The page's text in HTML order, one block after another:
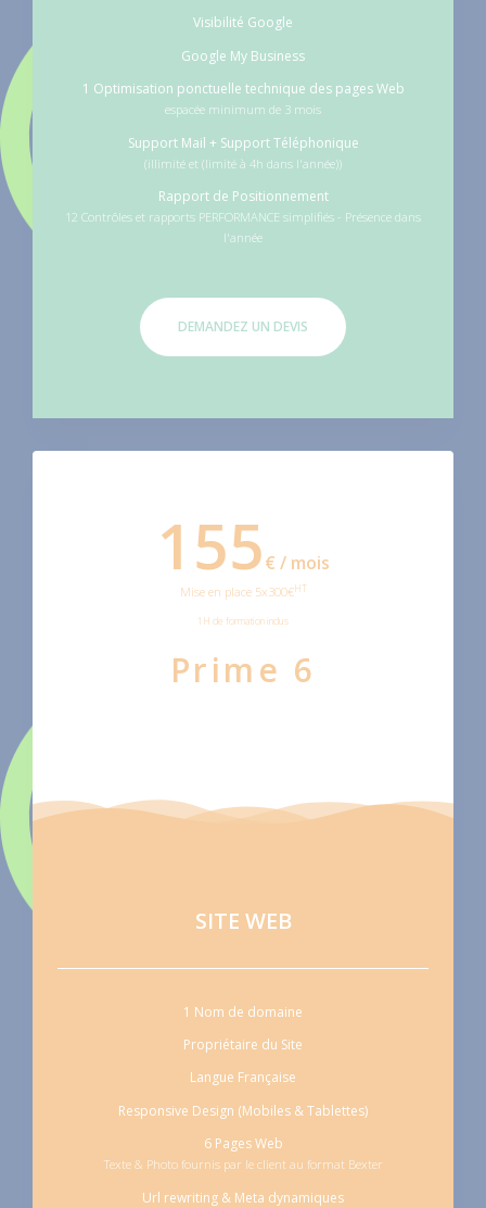
Visibilité Google
Google My Business
1 Optimisation ponctuelle technique des pages Web
espacée minimum de 3 mois
Support Mail + Support Téléphonique
(illimité et (limité à 4h dans l'année))
Rapport de Positionnement
12 Contrôles et rapports PERFORMANCE simplifiés - Présence dans
l'année
DEMANDEZ UN DEVIS
155€ / mois
Mise en place 5x300€HT
1H de formation inclus
Prime 6
SITE WEB
1 Nom de domaine
Propriétaire du Site
Langue Française
Responsive Design (Mobiles & Tablettes)
6 Pages Web
Texte & Photo fournis par le client au format Bexter
Url rewriting & Meta dynamiques